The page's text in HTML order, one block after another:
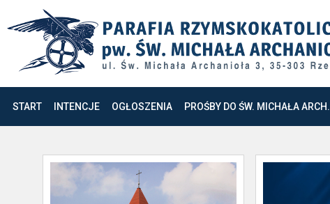
START INTENCJE OGŁOSZENIA PROŚBY DO ŚW. MICHAŁA ARCH.